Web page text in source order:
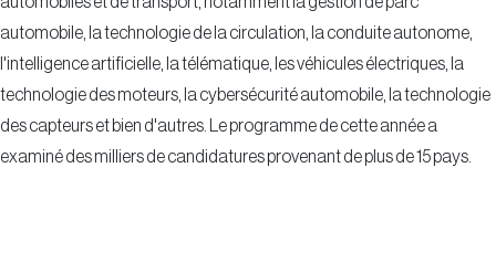
automobile, la technologie de la circulation, la conduite autonome,
l'intelligence artificielle, la télématique, les véhicules électriques, la
technologie des moteurs, la cybersécurité automobile, la technologie
des capteurs et bien d'autres. Le programme de cette année a
examiné des milliers de candidatures provenant de plus de 15 pays.